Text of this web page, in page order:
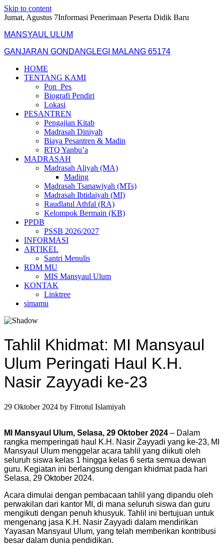
Skip to content
Jumat, Agustus 7Informasi Penerimaan Peserta Didik Baru
MANSYAUL ULUM
GANJARAN GONDANGLEGI MALANG 65174
HOME
TENTANG KAMI
Pon_Pes
Biografi Pendiri
Lokasi
PESANTREN
Pengajian Kitab
Madrasah Diniyah
Biaya Pesantren & Madin
RTQ Yanbu’a
MADRASAH
Madrasah Aliyah (MA)
Mading
Madrasah Tsanawiyah (MTs)
Madrasah Ibtidaiyah (MI)
Raudlatul Athfal (RA)
Kelompok Bermain (KB)
PPDB
PSSB 2026/2027
INFORMASI
ARTIKEL
Santri Menulis
RDM MU
MIS Mansyaul Ulum
KONTAK
Linktree
simamu
Tahlil Khidmat: MI Mansyaul
Ulum Peringati Haul K.H.
Nasir Zayyadi ke-23
29 Oktober 2024 by Fitrotul Islamiyah
MI Mansyaul Ulum, Selasa, 29 Oktober 2024 – Dalam
rangka memperingati haul K.H. Nasir Zayyadi yang ke-23, MI
Mansyaul Ulum menggelar acara tahlil yang diikuti oleh
seluruh siswa kelas 1 hingga kelas 6 serta semua dewan
guru. Kegiatan ini berlangsung dengan khidmat pada hari
Selasa, 29 Oktober 2024.
Acara dimulai dengan pembacaan tahlil yang dipandu oleh
perwakilan dari kantor MI, di mana seluruh siswa dan guru
mengikuti dengan penuh khusyuk. Tahlil ini bertujuan untuk
mengenang jasa K.H. Nasir Zayyadi dalam mendirikan
Yayasan Mansyaul Ulum, yang telah memberikan kontribusi
besar dalam dunia pendidikan.